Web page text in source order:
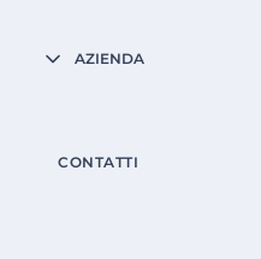
AZIENDA
CONTATTI